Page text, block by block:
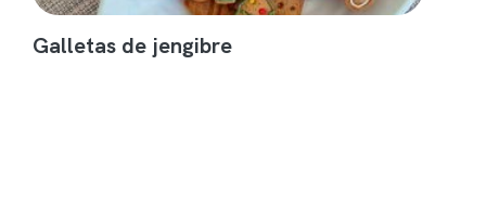
Galletas de jengibre